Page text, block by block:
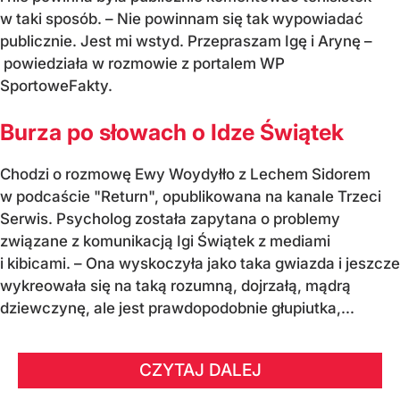
w taki sposób. – Nie powinnam się tak wypowiadać
publicznie. Jest mi wstyd. Przepraszam Igę i Arynę –
powiedziała w rozmowie z portalem WP
SportoweFakty.
Burza po słowach o Idze Świątek
Chodzi o rozmowę Ewy Woydyłło z Lechem Sidorem
w podcaście "Return", opublikowana na kanale Trzeci
Serwis. Psycholog została zapytana o problemy
związane z komunikacją Igi Świątek z mediami
i kibicami. – Ona wyskoczyła jako taka gwiazda i jeszcze
wykreowała się na taką rozumną, dojrzałą, mądrą
dziewczynę, ale jest prawdopodobnie głupiutka,...
CZYTAJ DALEJ